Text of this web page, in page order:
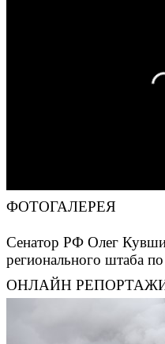
ФОТОГАЛЕРЕЯ
Сенатор РФ Олег
регионального штаба
ОНЛАЙН